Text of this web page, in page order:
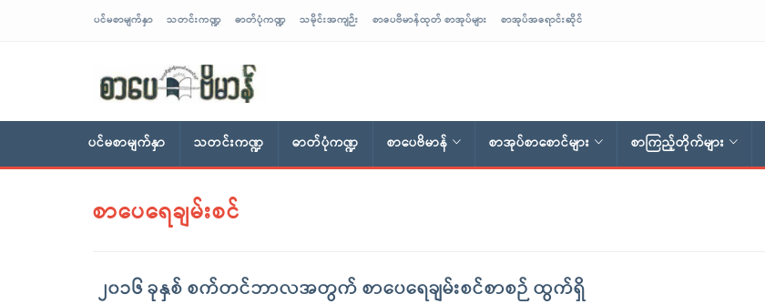
ပင်မစာမျက်နှာ သတင်းကဏ္ဍ ဓာတ်ပုံကဏ္ဍ သမိုင်းအကျဉ်း စာပေဗိမာန်ထုတ် စာအုပ်များ စာအုပ်အရောင်းဆိုင်
ပင်မစာမျက်နှာ သတင်းကဏ္ဍ ဓာတ်ပုံကဏ္ဍ စာပေဗိမာန် စာအုပ်စာစောင်များ စာကြည့်တိုက်များ
စာပေရေချမ်းစင်
၂၀၁၆ ခုနှစ် စက်တင်ဘာလအတွက် စာပေရေချမ်းစင်စာစဉ် ထွက်ရှိ